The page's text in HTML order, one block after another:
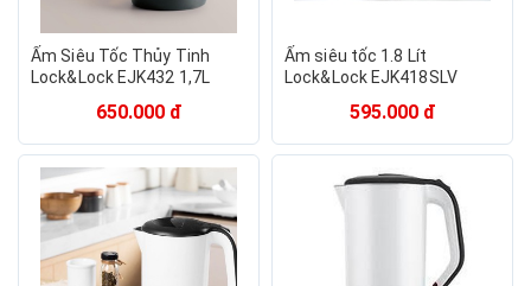
Ấm Siêu Tốc Thủy Tinh
Lock&Lock EJK432 1,7L
650.000 đ
Ấm siêu tốc 1.8 Lít
Lock&Lock EJK418SLV
595.000 đ